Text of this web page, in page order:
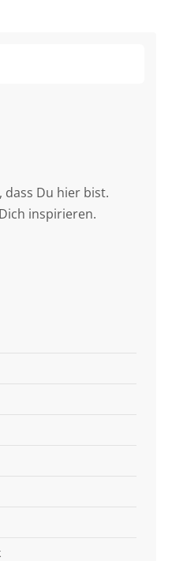
dass Du hier bist.
inspirieren.